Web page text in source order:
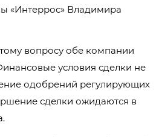
«Интеррос» Владимира
вопросу обе компании
условия сделки не
одобрений регулирующих
сделки ожидаются в